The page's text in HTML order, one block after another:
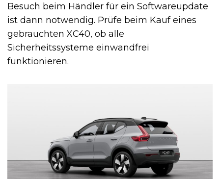
Besuch beim Händler für ein Softwareupdate
ist dann notwendig. Prüfe beim Kauf eines
gebrauchten XC40, ob alle
Sicherheitssysteme einwandfrei
funktionieren.